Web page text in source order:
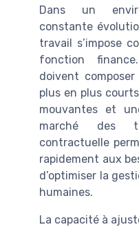
Dans un
constante
travail s’impose
fonction
doivent
plus en plus
mouvantes et
marché des
contractuelle
rapidement aux
d’optimiser la
humaines.
La capacité à